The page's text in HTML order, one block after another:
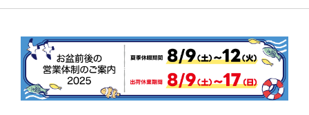
お知らせ
会社概要
デジタルカタログ
販促用POP